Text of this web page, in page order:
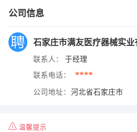
公司信息
石家庄市满友医疗器械实业
联系人： 于经理
联系电话： ****
公司地址： 河北省石家庄市
温馨提示